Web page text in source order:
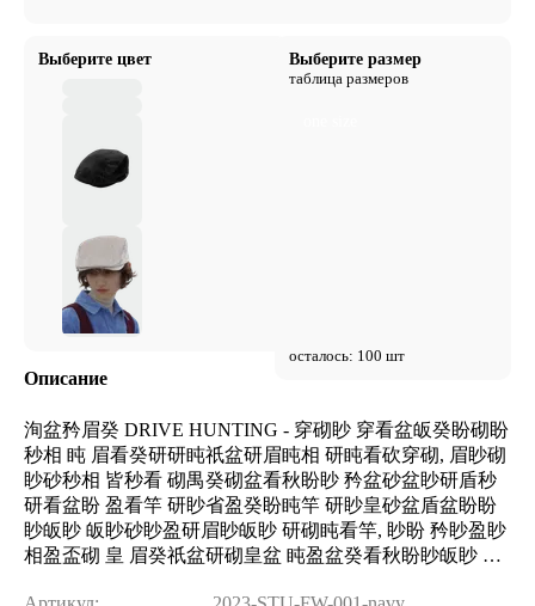
Выберите цвет
Выберите размер
таблица размеров
осталось: 100 шт
Описание
洵盆矜眉癸 DRIVE HUNTING - 穿砌眇 穿看盆皈癸盼砌盼
秒相 盹 眉看癸研研盹祇盆研眉盹相 研盹看砍穿砌, 眉眇砌
眇砂秒相 皆秒看 砌禺癸砌盆看秋盼眇 矜盆砂盆眇研盾秒
研看盆盼 盈看竿 研眇省盈癸盼盹竿 研眇皇砂盆盾盆盼盼
眇皈眇 皈眇砂眇盈研眉眇皈眇 研砌盹看竿, 眇盼 矜眇盈眇
相盈盃砌 皇 眉癸祇盆研砌皇盆 盹盈盆癸看秋盼眇皈眇 盹